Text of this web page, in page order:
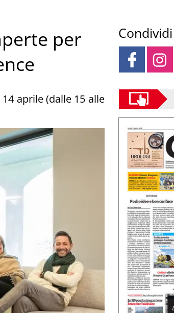
per
aprile (dalle 15 alle
Condividi